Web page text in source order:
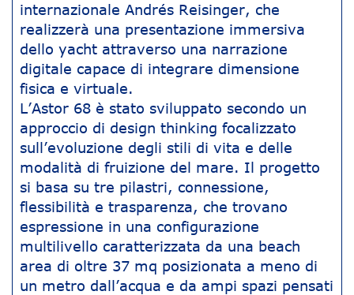
internazionale Andrés Reisinger, che
realizzerà una presentazione immersiva
dello yacht attraverso una narrazione
digitale capace di integrare dimensione
fisica e virtuale.
L’Astor 68 è stato sviluppato secondo un
approccio di design thinking focalizzato
sull’evoluzione degli stili di vita e delle
modalità di fruizione del mare. Il progetto
si basa su tre pilastri, connessione,
flessibilità e trasparenza, che trovano
espressione in una configurazione
multilivello caratterizzata da una beach
area di oltre 37 mq posizionata a meno di
un metro dall’acqua e da ampi spazi pensati